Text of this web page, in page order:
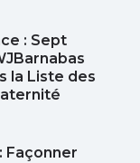
: Sept
la Liste des
Façonner